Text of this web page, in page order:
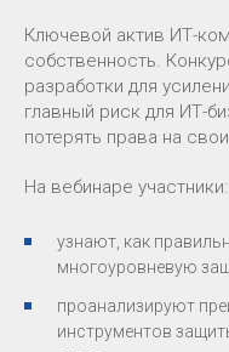
Ключевой актив ИТ-
собственность.
разработки для
главный риск для ИТ-
потерять права на
На вебинаре участники:
узнают, как
многоуровневую
проанализируют
инструментов